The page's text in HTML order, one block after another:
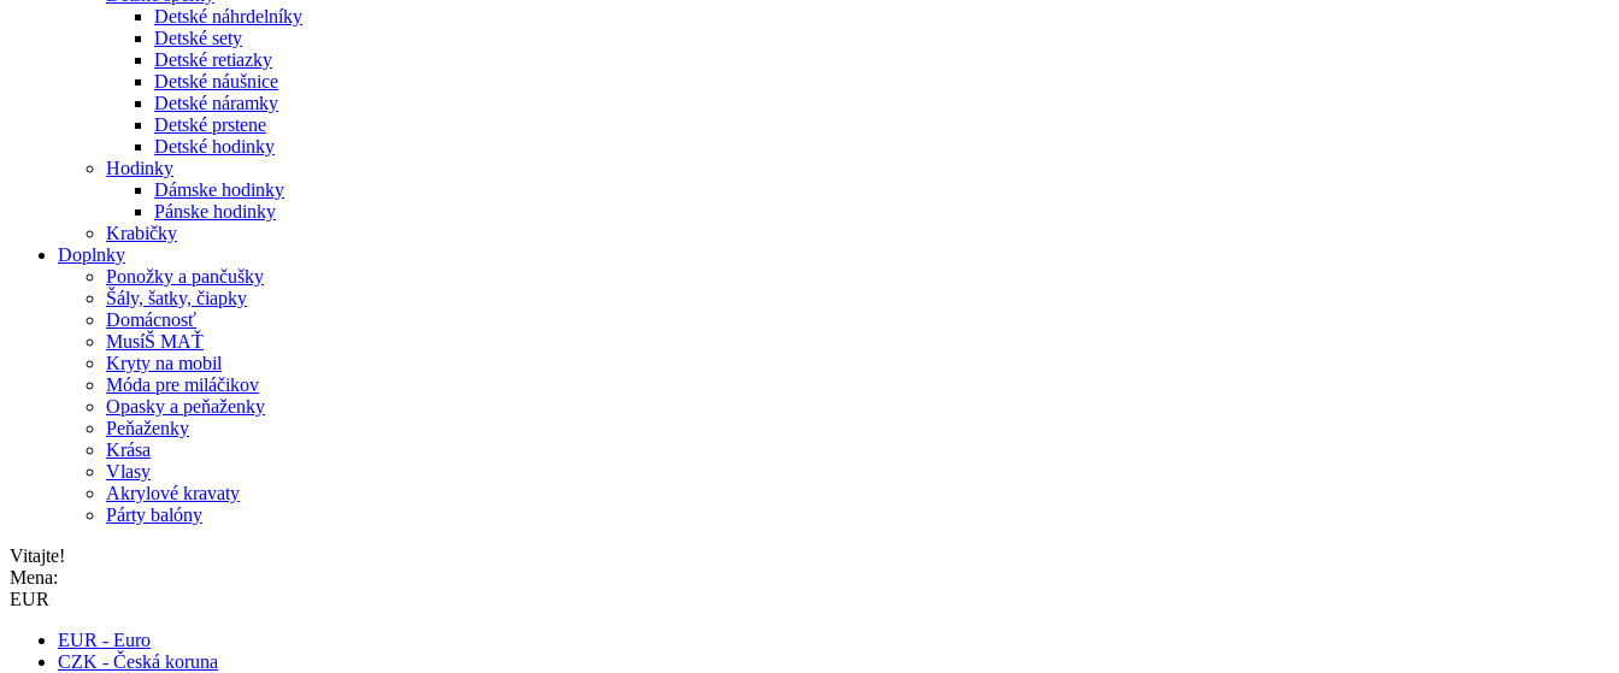
Detské náhrdelníky
Detské sety
Detské retiazky
Detské náušnice
Detské náramky
Detské prstene
Detské hodinky
Hodinky
Dámske hodinky
Pánske hodinky
Krabičky
Doplnky
Ponožky a pančušky
Šály, šatky, čiapky
Domácnosť
MusíŠ MAŤ
Kryty na mobil
Móda pre miláčikov
Opasky a peňaženky
Peňaženky
Krása
Vlasy
Akrylové kravaty
Párty balóny
Vitajte!
Mena:
EUR
EUR - Euro
CZK - Česká koruna